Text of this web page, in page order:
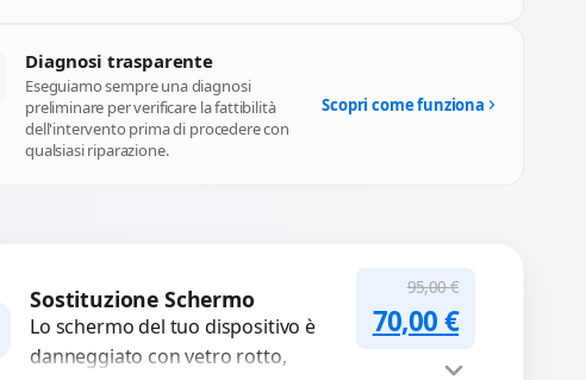
Diagnosi trasparente
Eseguiamo sempre una diagnosi
preliminare per verificare la fattibilità
dell'intervento prima di procedere con
qualsiasi riparazione.
Scopri come funziona
Sostituzione Schermo
Lo schermo del tuo dispositivo è
danneggiato con vetro rotto,
95,00€
Il prezzo
70,00€Il prezzo